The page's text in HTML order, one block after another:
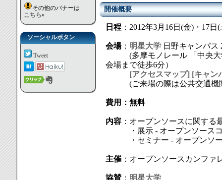
その他のバナーは
こちら»
ソーシャルボタン
Tweet
開催概要
日程 ：2012年3月16日(金)・17
会場： 明星大学 日野キャンパス
(多摩モノレール 「中央大
会場まで徒歩6分）
[アクセスマップ] [キャン
(ご来場の際は公共交通機
費用：無料
内容 ：オープンソースに関する
・展示 - オープンソースコ
・セミナー - オープンソー
主催 ：オープンソースカンファ
協賛 ： 明星大学